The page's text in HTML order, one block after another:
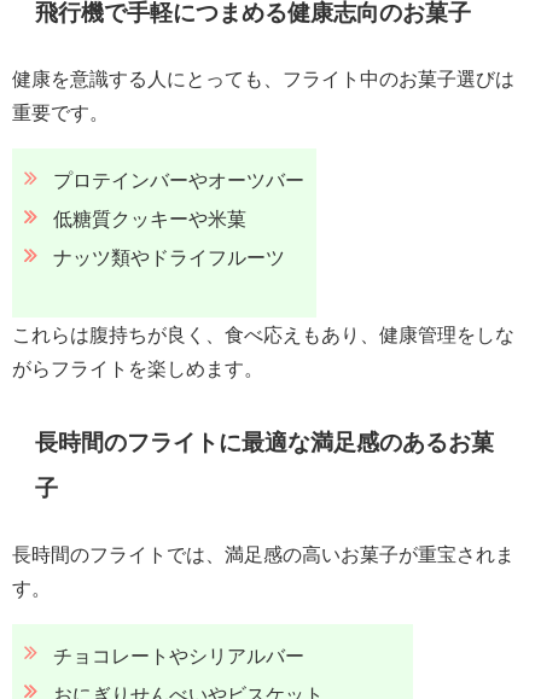
飛行機で手軽につまめる健康志向のお菓子
健康を意識する人にとっても、フライト中のお菓子選びは
重要です。
プロテインバーやオーツバー
低糖質クッキーや米菓
ナッツ類やドライフルーツ
これらは腹持ちが良く、食べ応えもあり、健康管理をしな
がらフライトを楽しめます。
長時間のフライトに最適な満足感のあるお菓
子
長時間のフライトでは、満足感の高いお菓子が重宝されま
す。
チョコレートやシリアルバー
おにぎりせんべいやビスケット